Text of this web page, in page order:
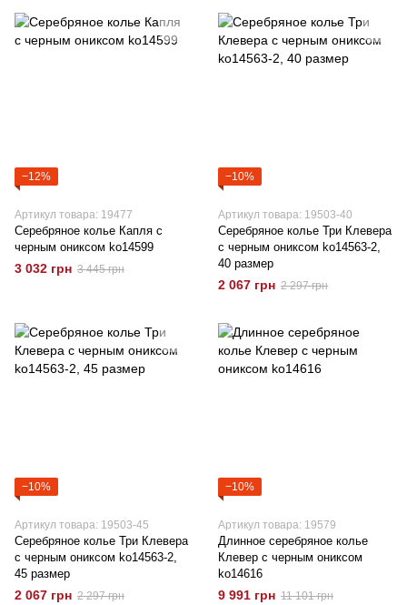
−12%
Артикул товара: 19477
Серебряное колье Капля с
черным ониксом ko14599
3 032 грн 3 445 грн
−10%
Артикул товара: 19503-40
Серебряное колье Три Клевера
с черным ониксом ko14563-2,
40 размер
2 067 грн 2 297 грн
−10%
Артикул товара: 19503-45
Серебряное колье Три Клевера
с черным ониксом ko14563-2,
45 размер
2 067 грн 2 297 грн
−10%
Артикул товара: 19579
Длинное серебряное колье
Клевер с черным ониксом
ko14616
9 991 грн 11 101 грн